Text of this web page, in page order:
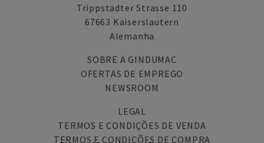
Trippstadter Strasse 110
67663 Kaiserslautern
Alemanha
SOBRE A GINDUMAC
OFERTAS DE EMPREGO
NEWSROOM
LEGAL
TERMOS E CONDIÇÕES DE VENDA
TERMOS E CONDIÇÕES DE COMPRA